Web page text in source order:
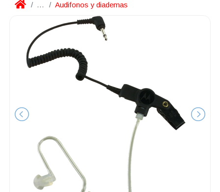
... Audifonos y diademas